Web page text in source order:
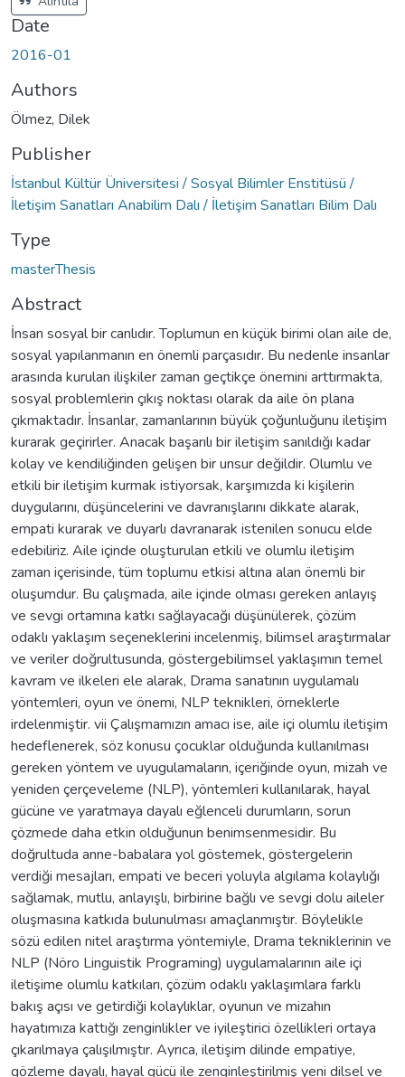
Date
2016-01
Authors
Ölmez, Dilek
Publisher
İstanbul Kültür Üniversitesi / Sosyal Bilimler Enstitüsü /
İletişim Sanatları Anabilim Dalı / İletişim Sanatları Bilim Dalı
Type
masterThesis
Abstract
İnsan sosyal bir canlıdır. Toplumun en küçük birimi olan aile de,
sosyal yapılanmanın en önemli parçasıdır. Bu nedenle insanlar
arasında kurulan ilişkiler zaman geçtikçe önemini arttırmakta,
sosyal problemlerin çıkış noktası olarak da aile ön plana
çıkmaktadır. İnsanlar, zamanlarının büyük çoğunluğunu iletişim
kurarak geçirirler. Anacak başarılı bir iletişim sanıldığı kadar
kolay ve kendiliğinden gelişen bir unsur değildir. Olumlu ve
etkili bir iletişim kurmak istiyorsak, karşımızda ki kişilerin
duygularını, düşüncelerini ve davranışlarını dikkate alarak,
empati kurarak ve duyarlı davranarak istenilen sonucu elde
edebiliriz. Aile içinde oluşturulan etkili ve olumlu iletişim
zaman içerisinde, tüm toplumu etkisi altına alan önemli bir
oluşumdur. Bu çalışmada, aile içinde olması gereken anlayış
ve sevgi ortamına katkı sağlayacağı düşünülerek, çözüm
odaklı yaklaşım seçeneklerini incelenmiş, bilimsel araştırmalar
ve veriler doğrultusunda, göstergebilimsel yaklaşımın temel
kavram ve ilkeleri ele alarak, Drama sanatının uygulamalı
yöntemleri, oyun ve önemi, NLP teknikleri, örneklerle
irdelenmiştir. vii Çalışmamızın amacı ise, aile içi olumlu iletişim
hedeflenerek, söz konusu çocuklar olduğunda kullanılması
gereken yöntem ve uyugulamaların, içeriğinde oyun, mizah ve
yeniden çerçeveleme (NLP), yöntemleri kullanılarak, hayal
gücüne ve yaratmaya dayalı eğlenceli durumların, sorun
çözmede daha etkin olduğunun benimsenmesidir. Bu
doğrultuda anne-babalara yol göstemek, göstergelerin
verdiği mesajları, empati ve beceri yoluyla algılama kolaylığı
sağlamak, mutlu, anlayışlı, birbirine bağlı ve sevgi dolu aileler
oluşmasına katkıda bulunulması amaçlanmıştır. Böylelikle
sözü edilen nitel araştırma yöntemiyle, Drama tekniklerinin ve
NLP (Nöro Linguistik Programing) uygulamalarının aile içi
iletişime olumlu katkıları, çözüm odaklı yaklaşımlara farklı
bakış açısı ve getirdiği kolaylıklar, oyunun ve mizahın
hayatımıza kattığı zenginlikler ve iyileştirici özellikleri ortaya
çıkarılmaya çalışılmıştır. Ayrıca, iletişim dilinde empatiye,
gözleme dayalı, hayal gücü ile zenginleştirilmiş yeni dilsel ve